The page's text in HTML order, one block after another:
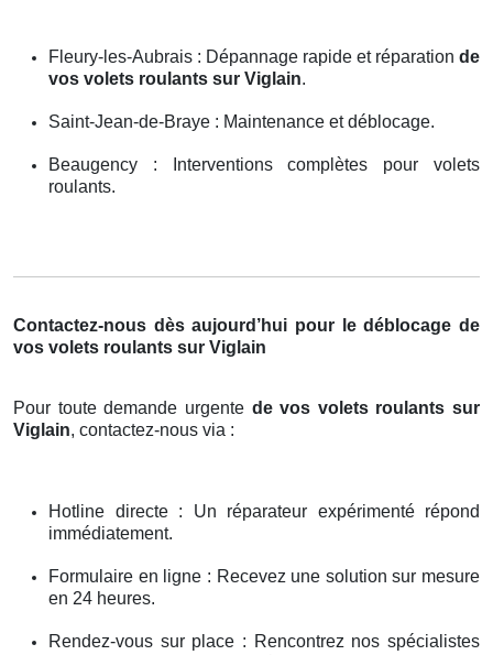
Fleury-les-Aubrais : Dépannage rapide et réparation de
vos volets roulants sur Viglain.
Saint-Jean-de-Braye : Maintenance et déblocage.
Beaugency : Interventions complètes pour volets
roulants.
Contactez-nous dès aujourd’hui pour le déblocage de
vos volets roulants sur Viglain
Pour toute demande urgente de vos volets roulants sur
Viglain, contactez-nous via :
Hotline directe : Un réparateur expérimenté répond
immédiatement.
Formulaire en ligne : Recevez une solution sur mesure
en 24 heures.
Rendez-vous sur place : Rencontrez nos spécialistes